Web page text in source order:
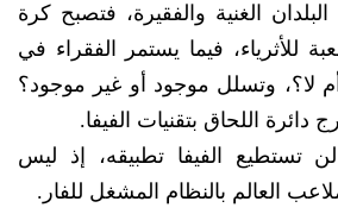
الغنية والفقيرة، فتصبح كرة
للأثرياء، فيما يستمر الفقراء في
لا؟، وتسلل موجود أو غير موجود؟
اللحاق بتقنيات الفيفا.
تستطيع الفيفا تطبيقه، إذ ليس
العالم بالنظام المشغل للفار.